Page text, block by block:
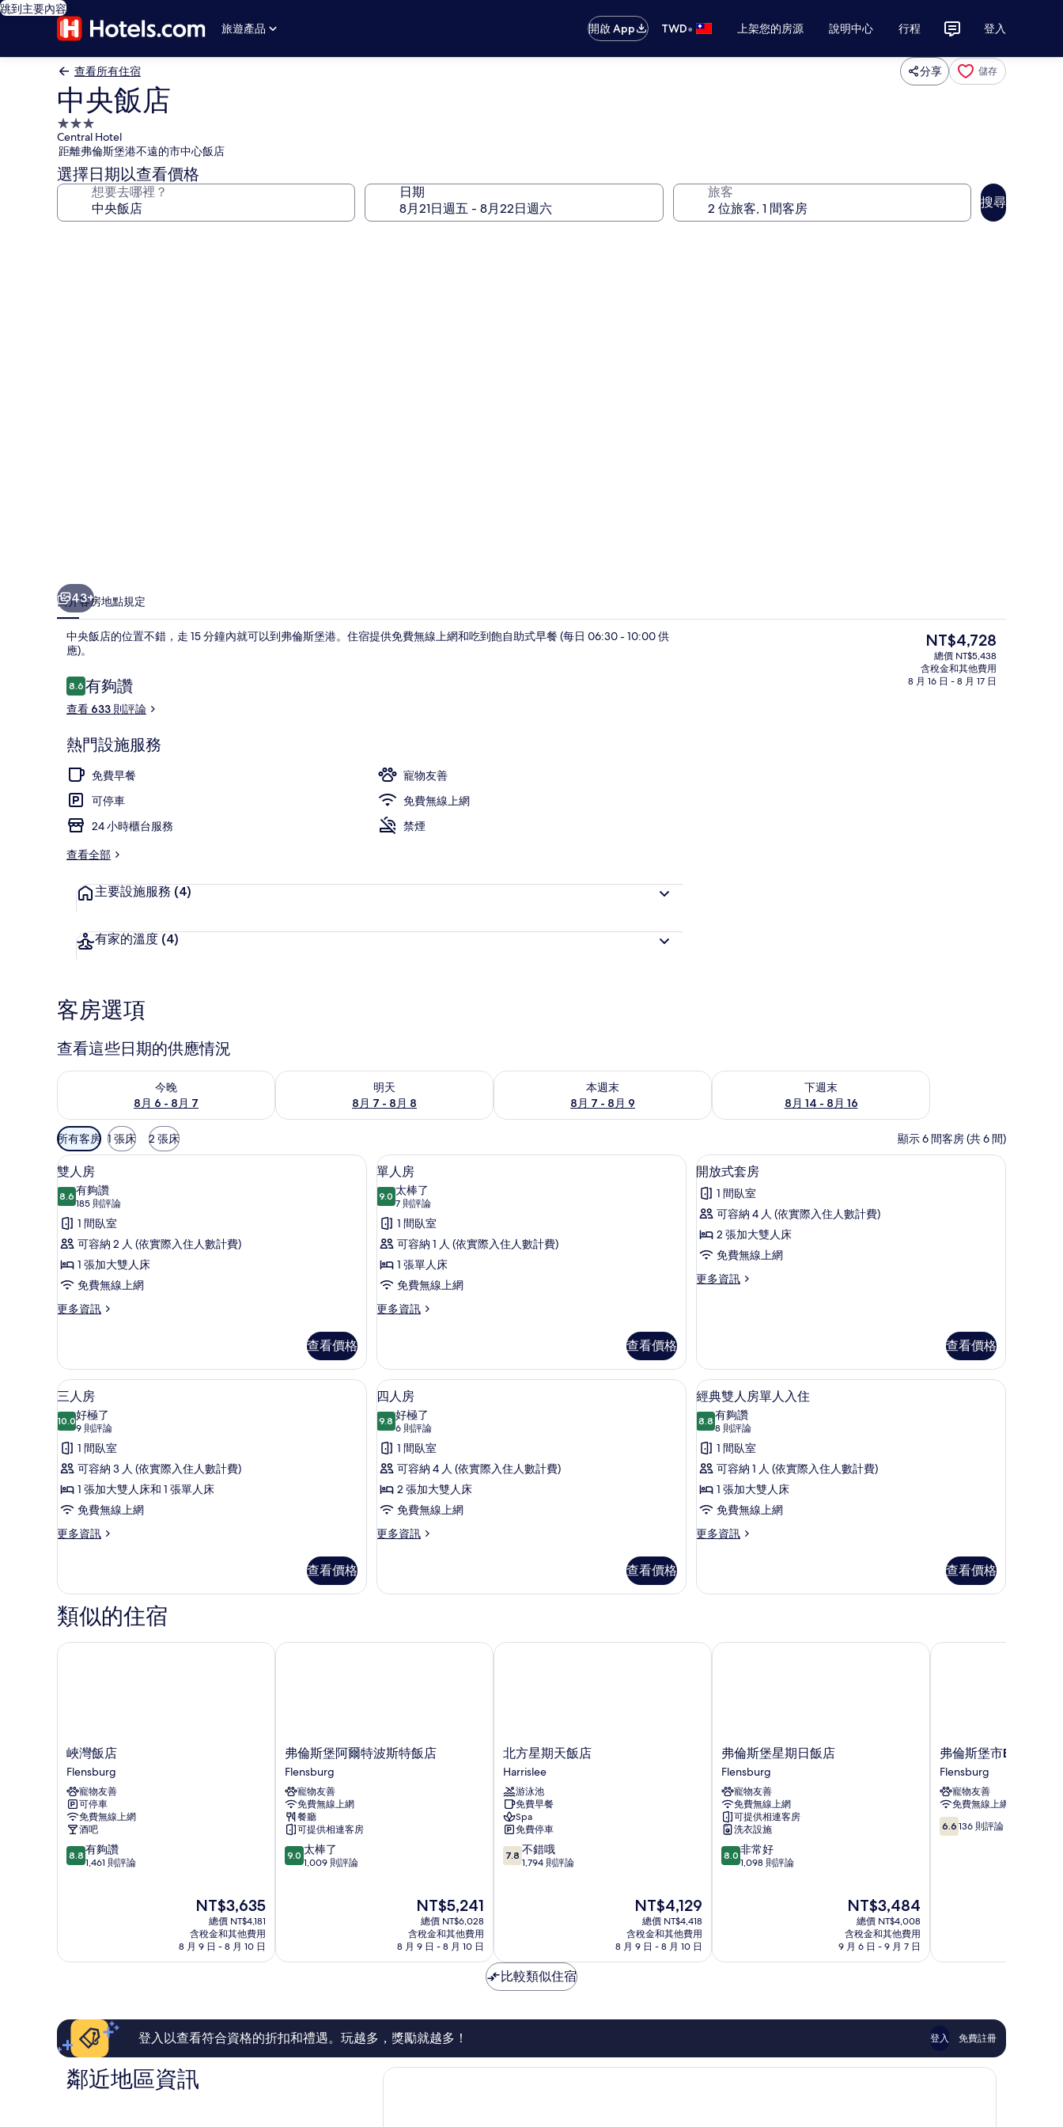
跳到主要內容
旅遊產品
開啟 App TWD• 上架您的房源 說明中心 行程 登入
查看所有住宿 分享 儲存
中央飯店
3.0
星
級
住
宿
Central Hotel
距離弗倫斯堡港不遠的市中心飯店
選擇日期以查看價格
想要去哪裡？ 日期 旅客
搜尋
三人房 | 低過敏寢具、書桌、免費無
43+
簡介客房地點規定
中央飯店的位置不錯，走 15 分鐘內就可以到弗倫斯堡港。住宿提供免費無線上網和吃到飽自助式早餐 (每日 06:30 - 10:00 供
應)。
評
論
8.68.6 分，滿分 10 分，
有夠讚
查看 633 則評論
熱門設施服務
免費早餐
寵物友善
可停車
免費無線上網
24 小時櫃台服務
禁煙
查看全部
主要設施服務 (4)
有家的溫度 (4)
目
前
的
價
NT$4,728
總價 NT$5,438
含稅金和其他費用
8 月 16 日 - 8 月 17 日
客房選項
查看這些日期的供應情況
今晚
8月 6 - 8月 7
查看今晚 (8月 6 - 8月 7) 的供應情況
明天
8月 7 - 8月 8
查看明天 (8月 7 - 8月 8) 的供應情況
本週末
8月 7 - 8月 9
查看本週末 (8月 7 - 8月 9) 的供應情況
下週末
8月 14 - 8月 16
查看下週末 (8月 14 - 8月 16) 的供應情況
可
用
的
客
房
篩
選
件
所有客房 1 張床 2 張床 顯示 6 間客房 (共 6 間)
顯
示
雙
人
房
的
所
有
雙人房 | 低過敏寢具、書桌、免費無線上網、床單
15
雙人房
8.68.6 分，滿分 10 分
有夠讚
185 則評論
(185
則
評
論)
1 間臥室
可容納 2 人 (依實際入住人數計費)
1 張加大雙人床
免費無線上網
更多資訊
更
房
的
詳
查看價格
顯
示
單
人
房
的
所
有
單人房 | 低過敏寢具、書桌、免費無線上網、床單
5
單人房
9.09.0 分，滿分 10 分
太棒了
7 則評論
(7
則
評
論)
1 間臥室
可容納 1 人 (依實際入住人數計費)
1 張單人床
免費無線上網
更多資訊
更
房
的
詳
查看價格
顯
示
開
放
式
房
相
片
開放式套房 | 低過敏寢具、書桌、免費無線上
5
開放式套房
1 間臥室
可容納 4 人 (依實際入住人數計費)
2 張加大雙人床
免費無線上網
更多資訊
更
房
的
詳
情
查看價格
顯
示
三
人
房
的
所
有
三人房 | 低過敏寢具、書桌、免費無線上網、床單
6
三人房
10.010.0 分，滿分 10 分
好極了
9 則評論
(9
則
評
論)
1 間臥室
可容納 3 人 (依實際入住人數計費)
1 張加大雙人床和 1 張單人床
免費無線上網
更多資訊
更
房
的
詳
情
查看價格
顯
示
四
人
房
的
所
有
四人房 | 低過敏寢具、書桌、免費無線上網、床單
5
四人房
9.89.8 分，滿分 10 分
好極了
6 則評論
(6
則
評
論)
1 間臥室
可容納 4 人 (依實際入住人數計費)
2 張加大雙人床
免費無線上網
更多資訊
更
房
查看價格
顯
示
經
典
雙
人
房
單
住
低過敏寢具、書桌、免費無線上網、床單
5
經典雙人房單人入住
8.88.8 分，滿分 10 分
有夠讚
8 則評論
(8
則
評
論)
1 間臥室
可容納 1 人 (依實際入住人數計費)
1 張加大雙人床
免費無線上網
更多資訊
更
雙
人
查看價格
類似的住宿
峽
灣
飯
店
Flensburg
峽灣飯店
Flensburg
寵物友善
可停車
免費無線上網
酒吧
8.8
分，
讚，
論
8.8 有夠讚
1,461 則評論
現
價
格
為
NT$3,635
總價 NT$4,181
含稅金和其他費用
8 月 9 日 - 8 月 10 日
峽灣飯店
弗
倫
斯
堡
阿
爾
特
波
斯
弗倫斯堡阿爾特波斯特飯店
Flensburg
寵物友善
免費無線上網
餐廳
可提供相連客房
9.0
分，
了，
論
9.0 太棒了
1,009 則評論
現
在
價
格
為
NT$5,241
總價 NT$6,028
含稅金和其他費用
8 月 9 日 - 8 月 10 日
弗倫斯堡阿爾特波斯特飯店
北
方
星
期
天
飯
店
Harrislee
北方星期天飯店
Harrislee
游泳池
免費早餐
Spa
免費停車
7.8
分，
哦，
1,794
則
論
7.8 不錯哦
1,794 則評論
現
在
價
格
為
NT$4,129
總價 NT$4,418
含稅金和其他費用
8 月 9 日 - 8 月 10 日
北方星期天飯店
弗
倫
斯
堡
星
期
日
飯
店
弗倫斯堡星期日飯店
Flensburg
寵物友善
免費無線上網
可提供相連客房
洗衣設施
8.0
分，
好，
論
8.0 非常好
1,098 則評論
現
在
價
格
為
NT$3,484
總價 NT$4,008
含稅金和其他費用
9 月 6 日 - 9 月 7 日
弗倫斯堡星期日飯店
弗
倫
斯
堡
市
B&B
飯
弗倫斯堡市B&B飯店
Flensburg
寵物友善
免費無線上網
6.6
分，
6.6 136 則評論
弗倫斯堡市B&B飯店
比較類似住宿
登入以查看符合資格的折扣和禮遇。玩越多，獎勵就越多！ 登入 免費註冊
鄰近地區資訊